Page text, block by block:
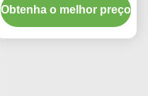
alinhamento e
manutenção
Obtenha o melhor preço